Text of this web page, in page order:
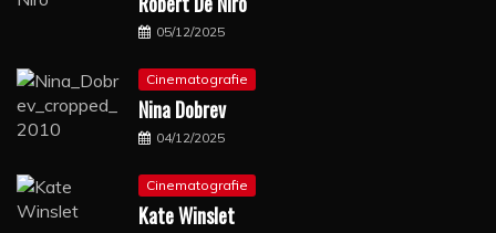
05/12/2025
Cinematografie
Nina Dobrev
04/12/2025
Cinematografie
Kate Winslet